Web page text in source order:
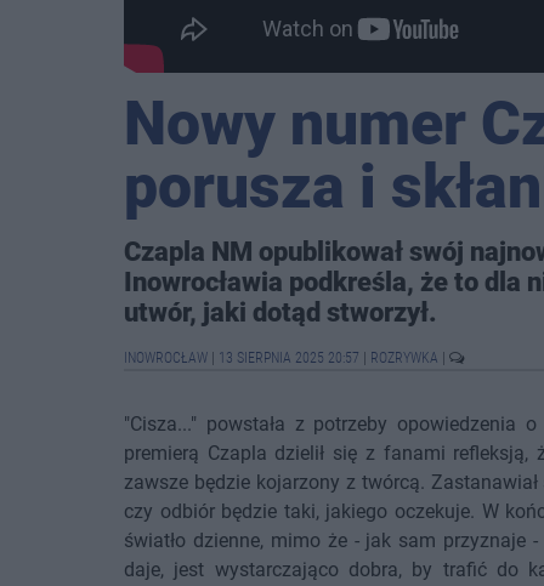
Nowy numer
porusza i
Czapla NM opublikował swój
Inowrocławia podkreśla, że to dla
utwór, jaki dotąd stworzył.
INOWROCŁAW 13 SIERPNIA 2025 20:57 ROZRYWKA
"Cisza..." powstała z potrzeby
premierą Czapla dzielił się z fanami
zawsze będzie kojarzony z twórcą.
czy odbiór będzie taki, jakiego oczekuje. W
światło dzienne, mimo że - jak sam
daje, jest wystarczająco dobra, by trafić do